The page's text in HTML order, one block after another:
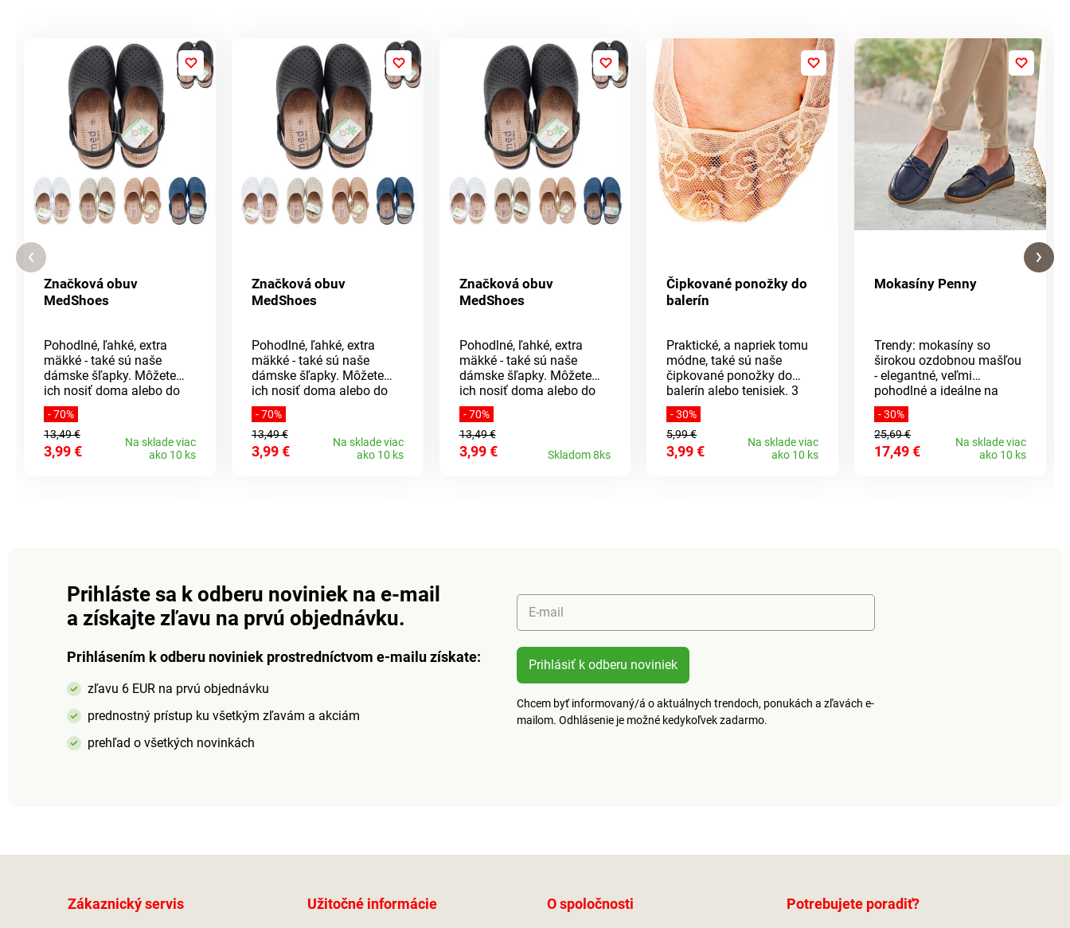
Značková obuv
MedShoes
Pohodlné, ľahké, extra
mäkké - také sú naše
dámske šľapky. Môžete
ich nosiť doma alebo do
nich jednoducho vkĺznete
a vyjdete na záhradu.
Majú skvelé odvetrávanie
a ľahko sa obúvajú,
trvanlivý.Veľkosť: 36 - 41
(doporučujeme kupovať o
číslo väčšie).
- 70%
13,49 €
3,99 €
Na sklade viac
ako 10 ks
Značková obuv
MedShoes
Pohodlné, ľahké, extra
mäkké - také sú naše
dámske šľapky. Môžete
ich nosiť doma alebo do
nich jednoducho vkĺznete
a vyjdete na záhradu.
Majú skvelé odvetrávanie
a ľahko sa obúvajú,
trvanlivý.Veľkosť: 36 - 41
(doporučujeme kupovať o
číslo väčšie).
- 70%
13,49 €
3,99 €
Na sklade viac
ako 10 ks
Značková obuv
MedShoes
Pohodlné, ľahké, extra
mäkké - také sú naše
dámske šľapky. Môžete
ich nosiť doma alebo do
nich jednoducho vkĺznete
a vyjdete na záhradu.
Majú skvelé odvetrávanie
a ľahko sa obúvajú,
- 70%
13,49 €
3,99 € Skladom 8ks
Čipkované ponožky do
balerín
Praktické, a napriek tomu
módne, také sú naše
čipkované ponožky do
balerín alebo tenisiek. 3
kusy v balení. Ponožky sú
opatrené silikónovými
páskami, ktoré skvele
priľnú a držia ich na
- 30%
5,99 €
3,99 €
Na sklade viac
ako 10 ks
Mokasíny Penny
Trendy: mokasíny so
širokou ozdobnou mašľou
- elegantné, veľmi
pohodlné a ideálne na
prechodné obdobie.
Robustná protišmyková
podošva s dobrým
odpružením zaistí
- 30%
25,69 €
17,49 €
Na sklade viac
ako 10 ks
Prihláste sa k odberu noviniek na e-mail
a získajte zľavu na prvú objednávku.
Prihlásením k odberu noviniek prostredníctvom e-mailu získate:
zľavu 6 EUR na prvú objednávku
prednostný prístup ku všetkým zľavám a akciám
prehľad o všetkých novinkách
E-mail
Prihlásiť k odberu noviniek
Chcem byť informovaný/á o aktuálnych trendoch, ponukách a zľavách e-
mailom. Odhlásenie je možné kedykoľvek zadarmo.
Zákaznický servis Užitočné informácie O spoločnosti Potrebujete poradiť?